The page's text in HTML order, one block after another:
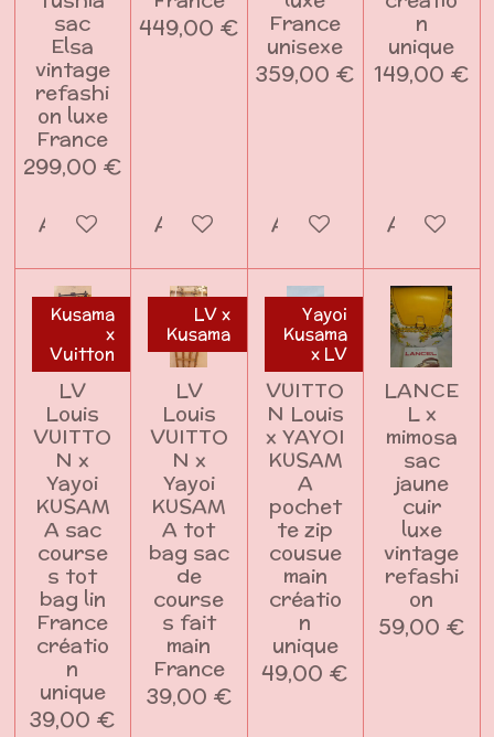
sac
Elsa
vintage
refashi
on luxe
France
299,00 €
Ajouter au panier
449,00 €
Ajouter au panier
France
unisexe
359,00 €
Ajouter au panier
n
unique
149,00 €
Ajouter
Kusama
x
Vuitton
LV
Louis
VUITTO
N x
Yayoi
KUSAM
A sac
course
s tot
bag lin
France
créatio
n
unique
39,00 €
LV x
Kusama
LV
Louis
VUITTO
N x
Yayoi
KUSAM
A tot
bag sac
de
course
s fait
main
France
39,00 €
Yayoi
Kusama
x LV
VUITTO
N Louis
x YAYOI
KUSAM
A
pochet
te zip
cousue
main
créatio
n
unique
49,00 €
LANCE
L x
mimosa
sac
jaune
cuir
luxe
vintage
refashi
on
59,00 €